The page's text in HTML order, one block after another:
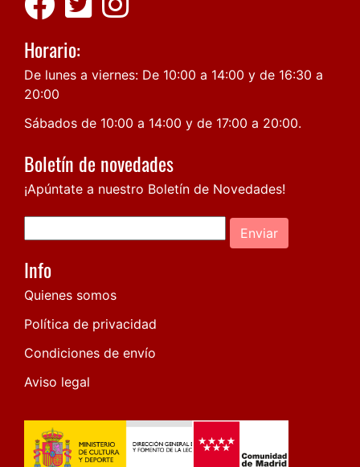
Horario:
De lunes a viernes: De 10:00 a 14:00 y de 16:30 a
20:00
Sábados de 10:00 a 14:00 y de 17:00 a 20:00.
Boletín de novedades
¡Apúntate a nuestro Boletín de Novedades!
Enviar
Info
Quienes somos
Política de privacidad
Condiciones de envío
Aviso legal